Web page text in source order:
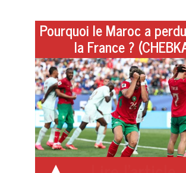
Pourquoi le Maroc a
la France ?